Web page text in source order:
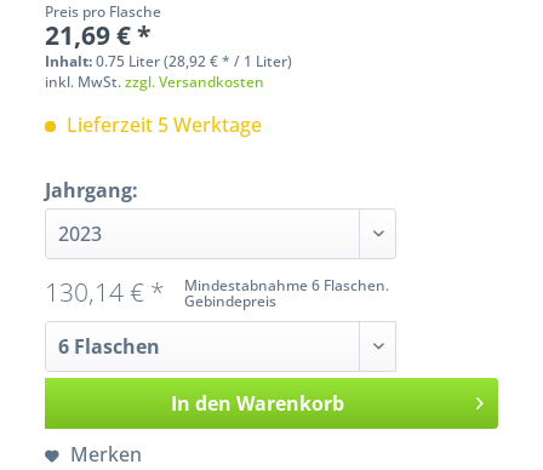
Preis pro Flasche
21,69 € *
Inhalt:0.75 Liter (28,92 € * / 1 Liter)
inkl. MwSt.zzgl. Versandkosten
Lieferzeit 5 Werktage
Jahrgang:
Mindestabnahme 6 Flaschen.
Gebindepreis
130,14 € *
In den Warenkorb
Merken